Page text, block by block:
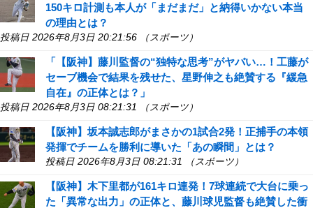
150キロ計測も本人が「まだまだ」と納得いかない本当
の理由とは？
投稿日 2026年8月3日 20:21:56 （スポーツ）
「【阪神】藤川監督の“独特な思考”がヤバい…！工藤が
セーブ機会で結果を残せた、星野伸之も絶賛する『緩急
自在』の正体とは？」
投稿日 2026年8月3日 08:21:31 （スポーツ）
【阪神】坂本誠志郎がまさかの1試合2発！正捕手の本領
発揮でチームを勝利に導いた「あの瞬間」とは？
投稿日 2026年8月3日 08:21:31 （スポーツ）
【阪神】木下里都が161キロ連発！7球連続で大台に乗っ
た「異常な出力」の正体と、藤川球児監督も絶賛した衝